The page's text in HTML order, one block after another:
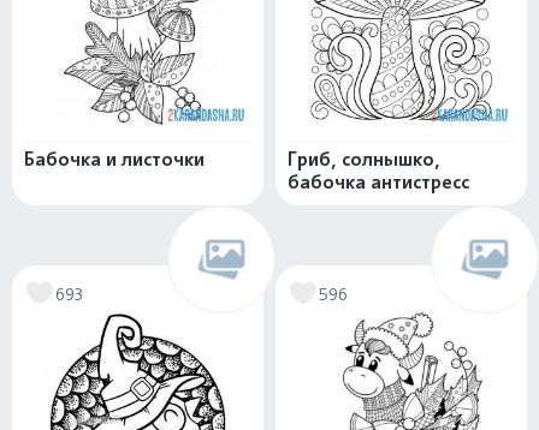
Бабочка и листочки
Гриб, солнышко,
бабочка антистресс
693 596